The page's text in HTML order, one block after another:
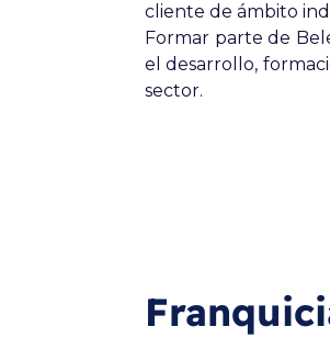
cliente de ámbito
Formar parte de
el desarrollo,
sector.